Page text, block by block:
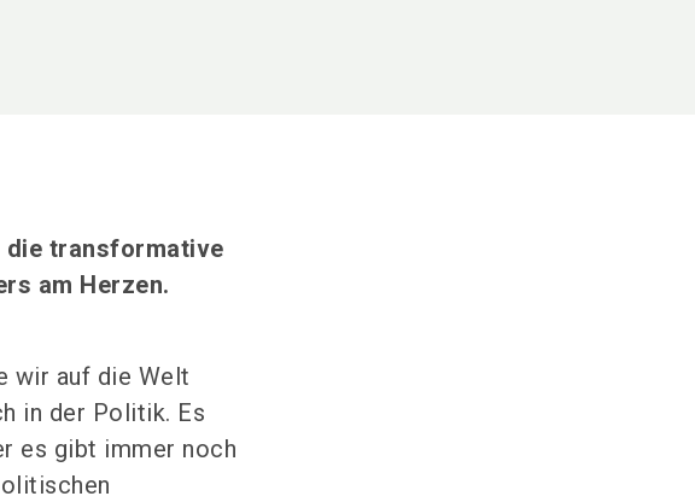
die transformative
am Herzen.
wir auf die Welt
in der Politik. Es
es gibt immer noch